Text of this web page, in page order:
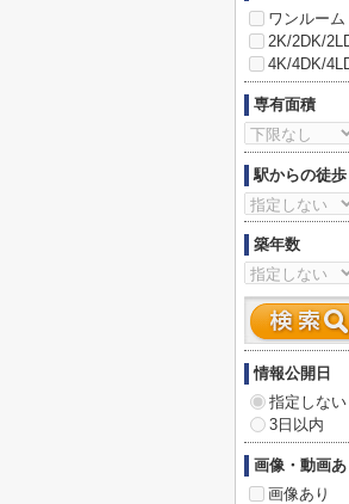
ワンルーム
2K/2DK/
4K/4DK/
専有面積
駅からの徒歩
築年数
情報公開日
指定しない
3日以内
画像・動画あ
画像あり